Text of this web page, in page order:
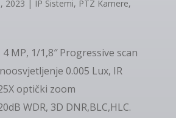
2023 | IP Sistemi, PTZ Kamere,
MP, 1/1,8″ Progressive scan
0.005 Lux, IR
optički zoom
WDR, 3D DNR,BLC,HLC.